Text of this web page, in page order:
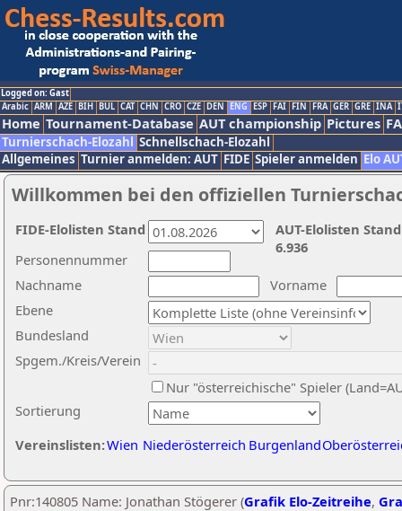
Logged on: Gast
Arabic ARM AZE BIH BUL CAT CHN CRO CZE DEN ENG ESP FAI FIN FRA GER GRE INA
Home Tournament-Database AUT championship Pictures
Turnierschach-Elozahl Schnellschach-Elozahl
Allgemeines Turnier anmelden: AUT FIDE Spieler anmelden Elo
Willkommen bei den offiziellen
Nachname
Vorname
Ebene
Sortierung
Personennummer
Bundesland
Spgem./Kreis/Verein
Nur "österreichische" Spieler
Vereinslisten:Wien Niederösterreich Burgenland
AUT-Elolisten
6.936
FIDE-Elolisten Stand
Pnr:140805 Name: Jonathan Stögerer (Grafik Elo-Zeitreihe,